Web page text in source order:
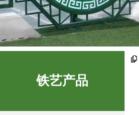
铁艺产品